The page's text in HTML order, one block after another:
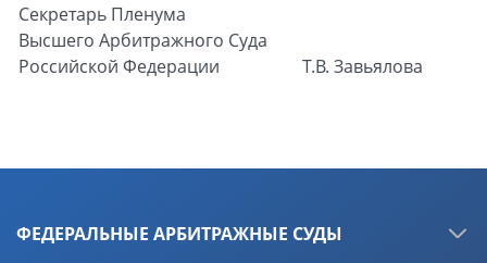
Секретарь Пленума
Высшего Арбитражного Суда
Российской Федерации
Т.В. Завьялова
ФЕДЕРАЛЬНЫЕ АРБИТРАЖНЫЕ СУДЫ